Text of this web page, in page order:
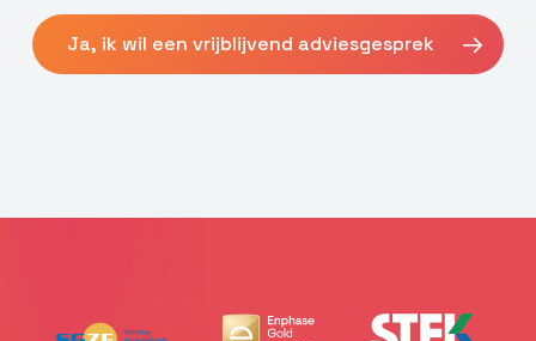
Ja, ik wil een vrijblijvend adviesgesprek